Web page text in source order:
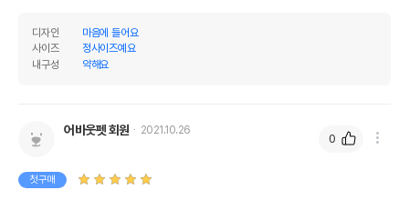
디자인
마음에 들어요
사이즈
정사이즈예요
내구성
약해요
어바웃펫 회원 2021.10.26
첫구매
0